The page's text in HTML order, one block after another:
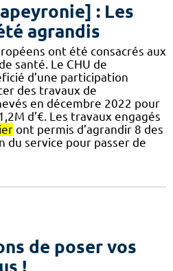
: Les
agrandis
ont été consacrés aux
santé. Le CHU de
d’une participation
des travaux de
en décembre 2022 pour
d’€. Les travaux engagés
ont permis d’agrandir 8 des
du service pour passer de
de poser vos
!